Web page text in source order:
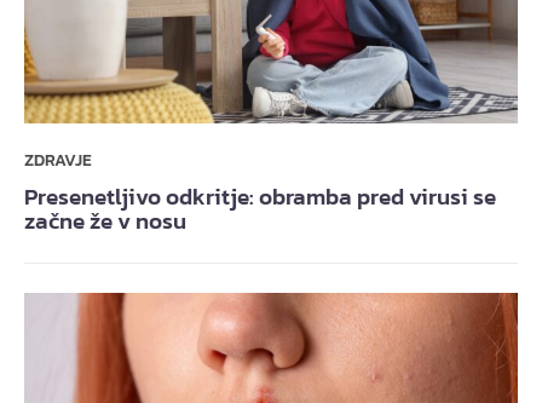
ZDRAVJE
Presenetljivo odkritje: obramba pred virusi se
začne že v nosu